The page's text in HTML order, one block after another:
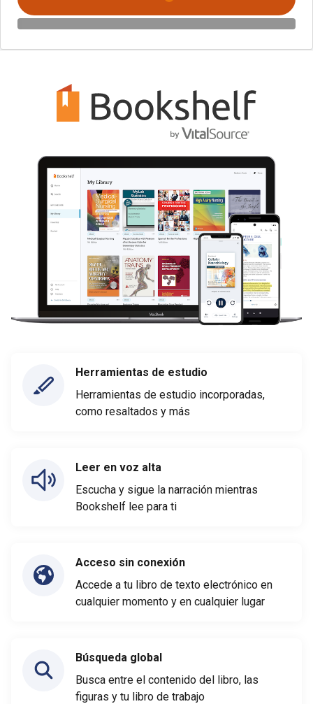
Herramientas de estudio
Herramientas de estudio incorporadas,
como resaltados y más
Leer en voz alta
Escucha y sigue la narración mientras
Bookshelf lee para ti
Acceso sin conexión
Accede a tu libro de texto electrónico en
cualquier momento y en cualquier lugar
Búsqueda global
Busca entre el contenido del libro, las
figuras y tu libro de trabajo